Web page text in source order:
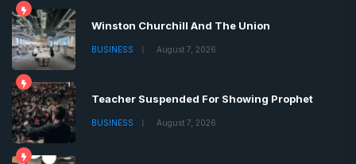
Winston Churchill And The Union
BUSINESS August 7, 2026
Teacher Suspended For Showing Prophet
BUSINESS August 7, 2026